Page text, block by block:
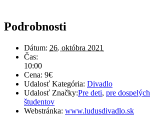
Podrobnosti
Dátum: 26. októbra 2021
Čas:
10:00
Cena: 9€
Udalosť Kategória: Divadlo
Udalosť Značky:Pre deti, pre dospelých
študentov
Webstránka: www.ludusdivadlo.sk